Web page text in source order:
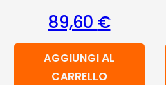
89,60 €
AGGIUNGI AL
CARRELLO